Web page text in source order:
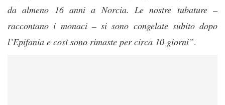
da almeno 16 anni a Norcia. Le nostre tubature –
raccontano i monaci – si sono congelate subito dopo
l’Epifania e così sono rimaste per circa 10 giorni”.